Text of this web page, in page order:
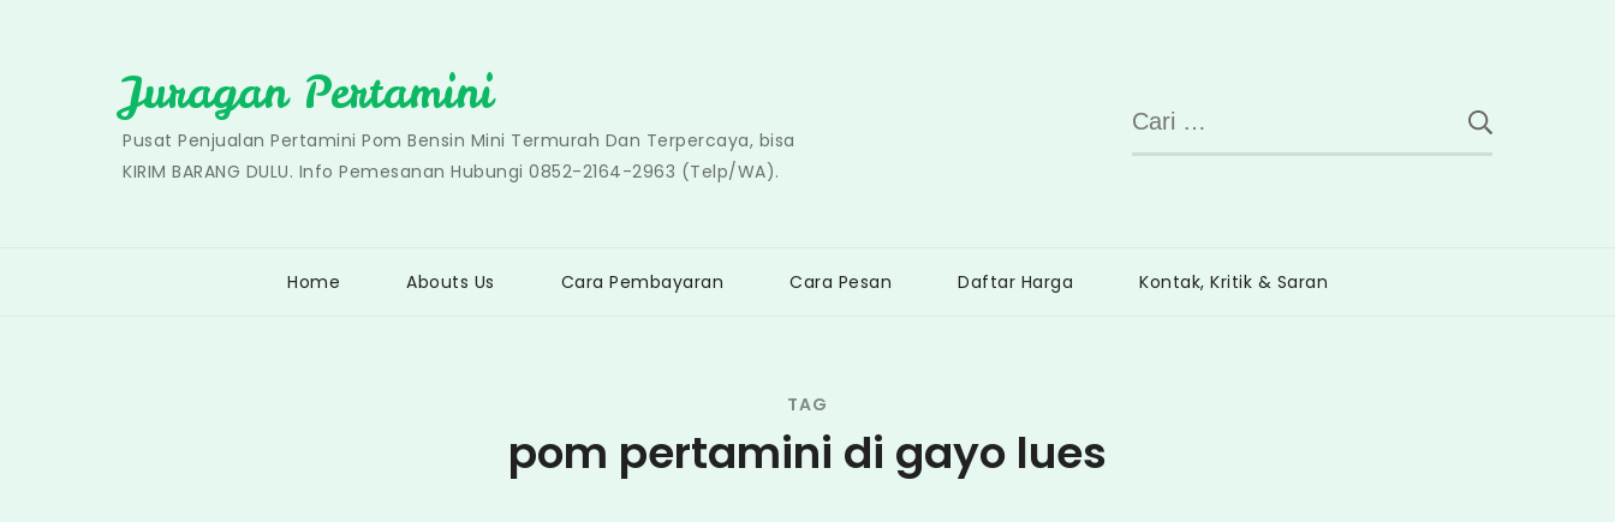
Juragan Pertamini
Pusat Penjualan Pertamini Pom Bensin Mini Termurah Dan Terpercaya, bisa
KIRIM BARANG DULU. Info Pemesanan Hubungi 0852-2164-2963 (Telp/WA).
Cari
untuk:
Home Abouts Us Cara Pembayaran Cara Pesan Daftar Harga Kontak, Kritik & Saran
TAG
pom pertamini di gayo lues